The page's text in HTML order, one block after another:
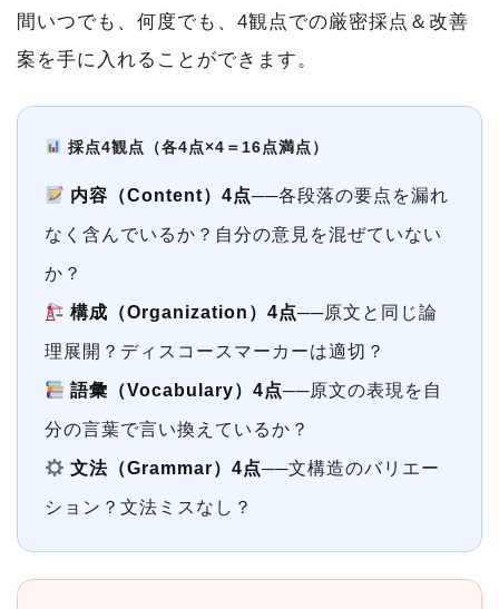
間いつでも、何度でも、4観点での厳密採点＆改善
案を手に入れることができます。
採点4観点（各4点×4＝16点満点）
内容（Content）4点──各段落の要点を漏れ
なく含んでいるか？自分の意見を混ぜていない
か？
構成（Organization）4点──原文と同じ論
理展開？ディスコースマーカーは適切？
語彙（Vocabulary）4点──原文の表現を自
分の言葉で言い換えているか？
文法（Grammar）4点──文構造のバリエー
ション？文法ミスなし？